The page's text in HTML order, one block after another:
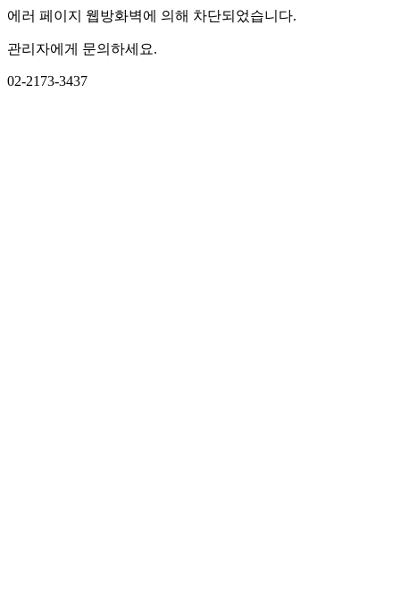
에러 페이지 웹방화벽에 의해 차단되었습니다.
관리자에게 문의하세요.
02-2173-3437